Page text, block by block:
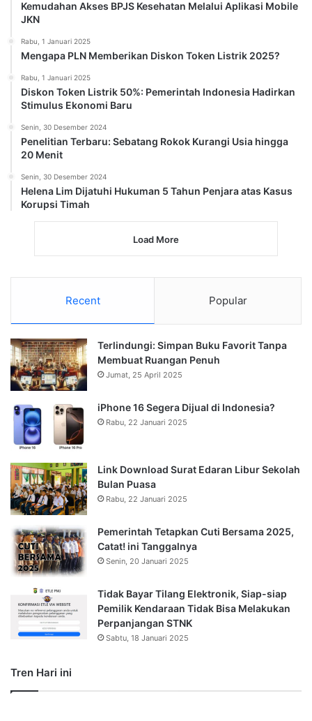
Kemudahan Akses BPJS Kesehatan Melalui Aplikasi Mobile
JKN
Rabu, 1 Januari 2025
Mengapa PLN Memberikan Diskon Token Listrik 2025?
Rabu, 1 Januari 2025
Diskon Token Listrik 50%: Pemerintah Indonesia Hadirkan
Stimulus Ekonomi Baru
Senin, 30 Desember 2024
Penelitian Terbaru: Sebatang Rokok Kurangi Usia hingga
20 Menit
Senin, 30 Desember 2024
Helena Lim Dijatuhi Hukuman 5 Tahun Penjara atas Kasus
Korupsi Timah
Load More
Recent Popular
Terlindungi: Simpan Buku Favorit Tanpa
Membuat Ruangan Penuh
Jumat, 25 April 2025
iPhone 16 Segera Dijual di Indonesia?
Rabu, 22 Januari 2025
Link Download Surat Edaran Libur Sekolah
Bulan Puasa
Rabu, 22 Januari 2025
Pemerintah Tetapkan Cuti Bersama 2025,
Catat! ini Tanggalnya
Senin, 20 Januari 2025
Tidak Bayar Tilang Elektronik, Siap-siap
Pemilik Kendaraan Tidak Bisa Melakukan
Perpanjangan STNK
Sabtu, 18 Januari 2025
Tren Hari ini